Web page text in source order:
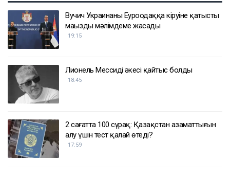
Вучич Украинаның Еуроодаққа кіруіне қатысты
маңызды мәлімдеме жасады
19:15
Лионель Мессидің әкесі қайтыс болды
18:45
2 сағатта 100 сұрақ: Қазақстан азаматтығын
алу үшін тест қалай өтеді?
17:59